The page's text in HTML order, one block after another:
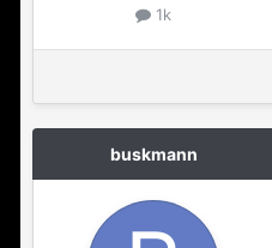
1k
buskmann